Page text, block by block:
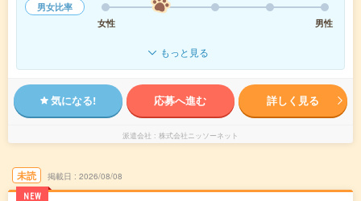
男女比率
女性
男性
もっと見る
気になる! 応募へ進む 詳しく見る
派遣会社 株式会社ニッソーネット
未読
NEW
掲載日 2026/08/08